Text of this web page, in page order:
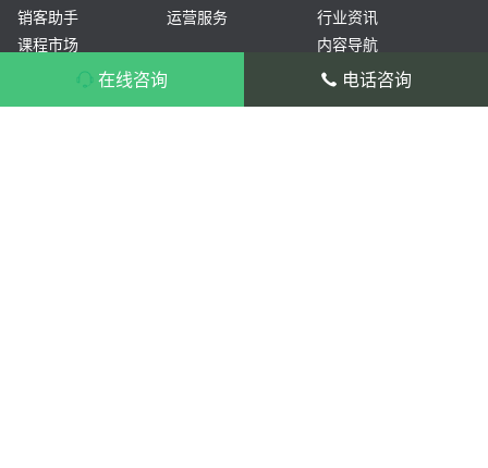
销客助手
课程市场
运营服务
行业资讯
内容导航
常见问题
产品安装
在线咨询 电话咨询